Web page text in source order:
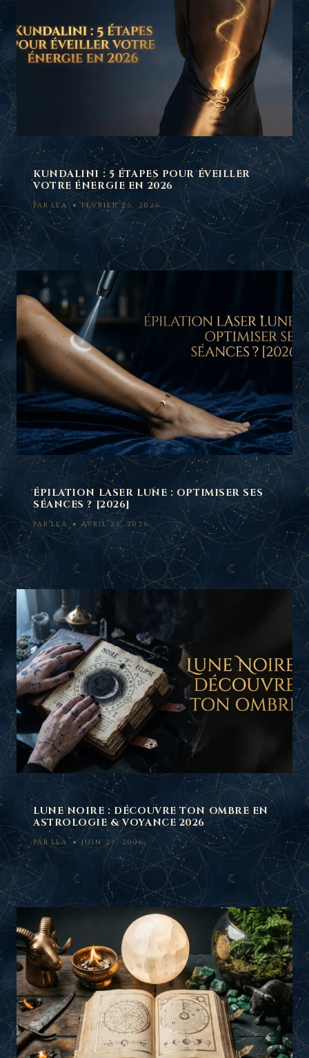
KUNDALINI : 5 ÉTAPES POUR ÉVEILLER
VOTRE ÉNERGIE EN 2026
PAR LEA FÉVRIER 26, 2026
ÉPILATION LASER LUNE : OPTIMISER SES
SÉANCES ? [2026]
PAR LEA AVRIL 23, 2026
LUNE NOIRE : DÉCOUVRE TON OMBRE EN
ASTROLOGIE & VOYANCE 2026
PAR LEA JUIN 23, 2026